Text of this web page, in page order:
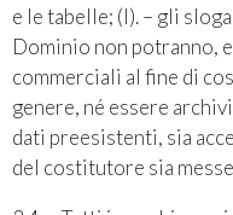
e le tabelle; (l). – gli
Dominio non potranno,
commerciali al fine di
genere, né essere
dati preesistenti, sia
del costitutore sia